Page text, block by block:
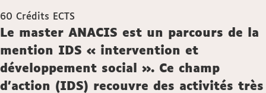
60 Crédits ECTS
Description
Le master ANACIS est un parcours de la
mention IDS « intervention et
développement social ». Ce champ
d'action (IDS) recouvre des activités très